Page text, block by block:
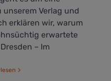
Verlag und
erklären wir, warum
erwartete
– Im